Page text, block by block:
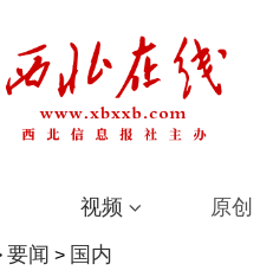
视频 原创
要闻 > 国内